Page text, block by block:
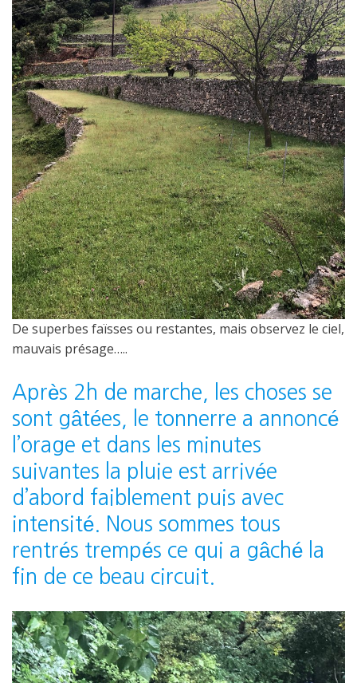
De superbes faïsses ou restantes, mais observez le ciel,
mauvais présage…..
Après 2h de marche, les choses se
sont gâtées, le tonnerre a annoncé
l’orage et dans les minutes
suivantes la pluie est arrivée
d’abord faiblement puis avec
intensité. Nous sommes tous
rentrés trempés ce qui a gâché la
fin de ce beau circuit.